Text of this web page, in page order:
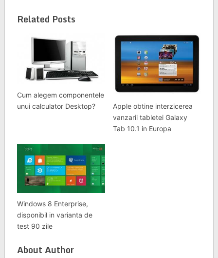
Related Posts
Cum alegem componentele
unui calculator Desktop?
Apple obtine interzicerea
vanzarii tabletei Galaxy
Tab 10.1 in Europa
Windows 8 Enterprise,
disponibil in varianta de
test 90 zile
About Author